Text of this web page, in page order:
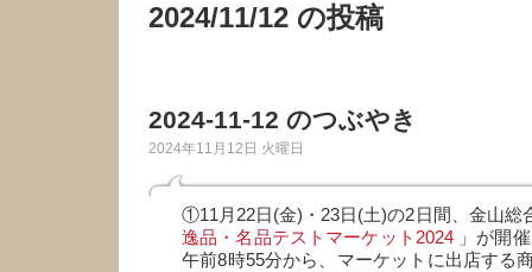
2024/11/12 の投稿
2024-11-12 のつぶやき
2024年11月12日 火曜日
①11月22日(金)・23日(土)の2日間、金山総
逸品・名品テストマーケット2024」が開催
午前8時55分から、マーケットに出店する